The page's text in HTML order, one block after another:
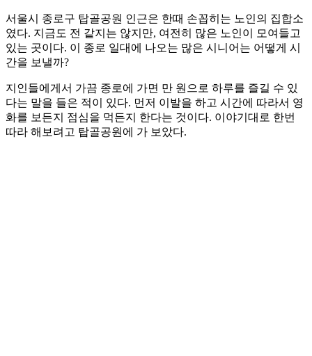
서울시 종로구 탑골공원 인근은 한때 손꼽히는 노인의 집합소
였다. 지금도 전 같지는 않지만, 여전히 많은 노인이 모여들고
있는 곳이다. 이 종로 일대에 나오는 많은 시니어는 어떻게 시
간을 보낼까?
지인들에게서 가끔 종로에 가면 만 원으로 하루를 즐길 수 있
다는 말을 들은 적이 있다. 먼저 이발을 하고 시간에 따라서 영
화를 보든지 점심을 먹든지 한다는 것이다. 이야기대로 한번
따라 해보려고 탑골공원에 가 보았다.